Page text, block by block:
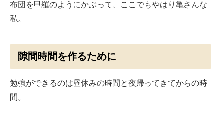
布団を甲羅のようにかぶって、ここでもやはり亀さんな
私。
隙間時間を作るために
勉強ができるのは昼休みの時間と夜帰ってきてからの時
間。